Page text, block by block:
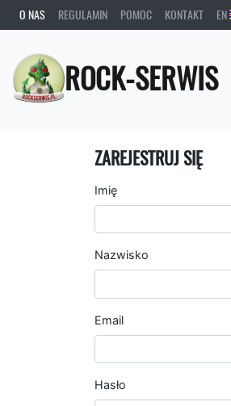
O NAS REGULAMIN POMOC KONTAKT EN
ROCK-SERWIS
ZAREJESTRUJ SIĘ
Imię
Nazwisko
Email
Hasło